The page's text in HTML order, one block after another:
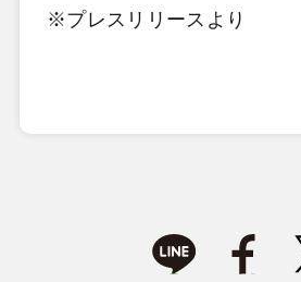
※プレスリリースより